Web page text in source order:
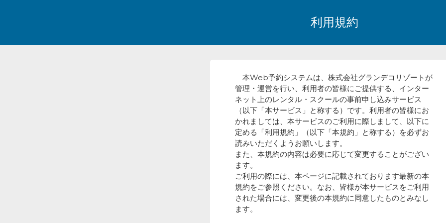
利用規約
本Web予約システムは、株式会社グランデコリゾートが
管理・運営を行い、利用者の皆様にご提供する、インター
ネット上のレンタル・スクールの事前申し込みサービス
（以下「本サービス」と称する）です。利用者の皆様にお
かれましては、本サービスのご利用に際しまして、以下に
定める「利用規約」（以下「本規約」と称する）を必ずお
読みいただくようお願いします。
また、本規約の内容は必要に応じて変更することがござい
ます。
ご利用の際には、本ページに記載されております最新の本
規約をご参照ください。なお、皆様が本サービスをご利用
された場合には、変更後の本規約に同意したものとみなし
ます。